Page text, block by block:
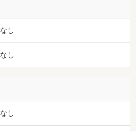
なし
なし
なし